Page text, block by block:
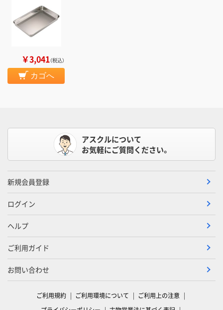
￥3,041（税込）
カゴへ
アスクルについて
お気軽にご質問ください。
新規会員登録
ログイン
ヘルプ
ご利用ガイド
お問い合わせ
ご利用規約 ご利用環境について
ご利用上の注意